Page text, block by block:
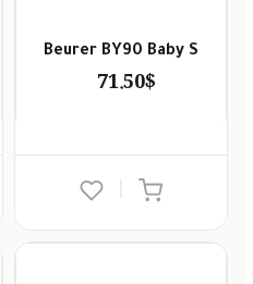
Beurer BY90 Baby S
71.50$